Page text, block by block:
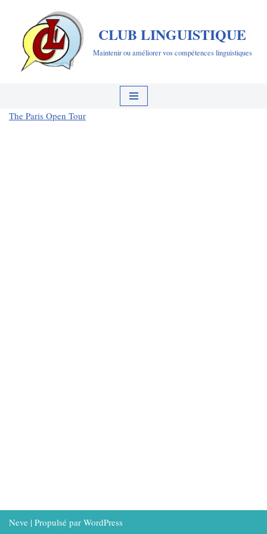
Aller
contenu
CLUB LINGUISTIQUE
Maintenir ou améliorer vos compétences linguistiques
The Paris Open Tour
Neve | Propulsé par WordPress